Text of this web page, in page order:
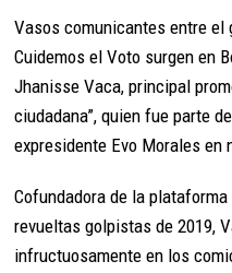
Vasos comunicantes entre el
Cuidemos el Voto surgen en
Jhanisse Vaca, principal
ciudadana”, quien fue parte
expresidente Evo Morales en
Cofundadora de la
revueltas golpistas de 2019,
infructuosamente en los